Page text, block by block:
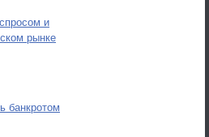
и
рынке
банкротом